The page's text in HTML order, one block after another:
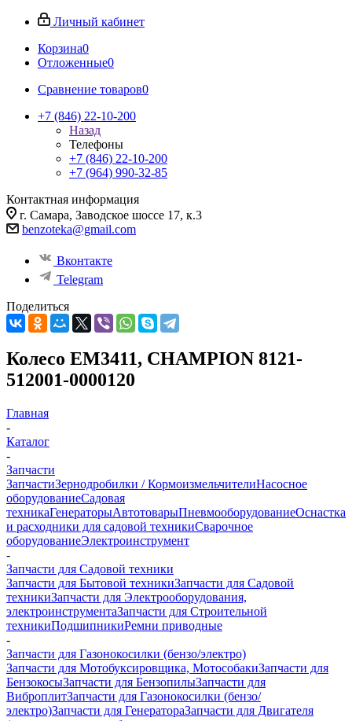
Личный кабинет
Корзина0
Отложенные0
Сравнение товаров0
+7 (846) 22-10-200
Назад
Телефоны
+7 (846) 22-10-200
+7 (964) 990-32-85
Контактная информация
г. Самара, Заводское шоссе 17, к.3
benzoteka@gmail.com
Вконтакте
Telegram
Поделиться
Колесо EM3411, CHAMPION 8121-
512001-0000120
Главная
-
Каталог
-
Запчасти
ЗапчастиЗернодробилки / КормоизмельчителиНасосное
оборудованиеСадовая
техникаГенераторыАвтотоварыПневмооборудованиеОснастка
и расходники для садовой техникиСварочное
оборудованиеЭлектроинструмент
-
Запчасти для Садовой техники
Запчасти для Бытовой техникиЗапчасти для Садовой
техникиЗапчасти для Электрооборудования,
электроинструментаЗапчасти для Строительной
техникиПодшипникиРемни приводные
-
Запчасти для Газонокосилки (бензо/электро)
Запчасти для Мотобуксировщика, МотособакиЗапчасти для
БензокосыЗапчасти для БензопилыЗапчасти для
ВиброплитЗапчасти для Газонокосилки (бензо/
электро)Запчасти для ГенератораЗапчасти для Двигателя